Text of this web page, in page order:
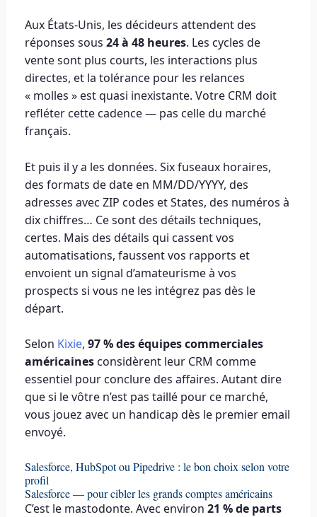
Aux États-Unis, les décideurs attendent des
réponses sous 24 à 48 heures. Les cycles de
vente sont plus courts, les interactions plus
directes, et la tolérance pour les relances
« molles » est quasi inexistante. Votre CRM doit
refléter cette cadence — pas celle du marché
français.
Et puis il y a les données. Six fuseaux horaires,
des formats de date en MM/DD/YYYY, des
adresses avec ZIP codes et States, des numéros à
dix chiffres… Ce sont des détails techniques,
certes. Mais des détails qui cassent vos
automatisations, faussent vos rapports et
envoient un signal d’amateurisme à vos
prospects si vous ne les intégrez pas dès le
départ.
Selon Kixie, 97 % des équipes commerciales
américainesconsidèrent leur CRM comme
essentiel pour conclure des affaires. Autant dire
que si le vôtre n’est pas taillé pour ce marché,
vous jouez avec un handicap dès le premier email
envoyé.
Salesforce, HubSpot ou Pipedrive : le bon choix selon votre
profil
Salesforce — pour cibler les grands comptes américains
C’est le mastodonte. Avec environ 21 % de parts